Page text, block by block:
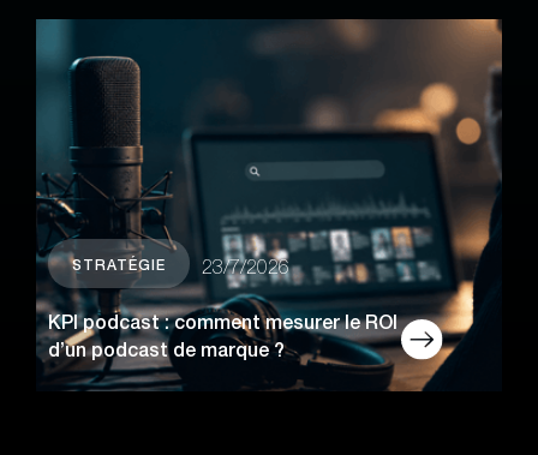
STRATÉGIE 23/7/2026
KPI podcast : comment mesurer le ROI
d’un podcast de marque ?